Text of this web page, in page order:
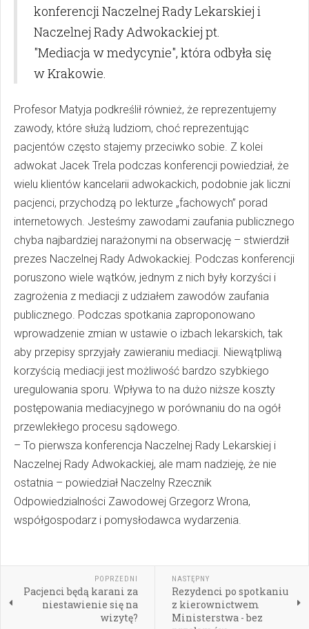
konferencji Naczelnej Rady Lekarskiej i
Naczelnej Rady Adwokackiej pt.
"Mediacja w medycynie", która odbyła się
w Krakowie.
Profesor Matyja podkreślił również, że reprezentujemy
zawody, które służą ludziom, choć reprezentując
pacjentów często stajemy przeciwko sobie. Z kolei
adwokat Jacek Trela podczas konferencji powiedział, że
wielu klientów kancelarii adwokackich, podobnie jak liczni
pacjenci, przychodzą po lekturze „fachowych” porad
internetowych. Jesteśmy zawodami zaufania publicznego
chyba najbardziej narażonymi na obserwację – stwierdził
prezes Naczelnej Rady Adwokackiej. Podczas konferencji
poruszono wiele wątków, jednym z nich były korzyści i
zagrożenia z mediacji z udziałem zawodów zaufania
publicznego. Podczas spotkania zaproponowano
wprowadzenie zmian w ustawie o izbach lekarskich, tak
aby przepisy sprzyjały zawieraniu mediacji. Niewątpliwą
korzyścią mediacji jest możliwość bardzo szybkiego
uregulowania sporu. Wpływa to na dużo niższe koszty
postępowania mediacyjnego w porównaniu do na ogół
przewlekłego procesu sądowego.
– To pierwsza konferencja Naczelnej Rady Lekarskiej i
Naczelnej Rady Adwokackiej, ale mam nadzieję, że nie
ostatnia – powiedział Naczelny Rzecznik
Odpowiedzialności Zawodowej Grzegorz Wrona,
współgospodarz i pomysłodawca wydarzenia.
POPRZEDNI
Pacjenci będą karani za
niestawienie się na
wizytę?
NASTĘPNY
Rezydenci po spotkaniu
z kierownictwem
Ministerstwa - bez